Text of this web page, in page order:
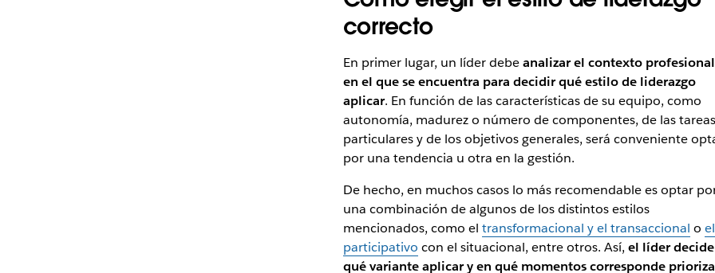
correcto
En primer lugar, un líder debeanalizar el contexto profesional
en el que se encuentra para decidir qué estilo de liderazgo
aplicar. En función de las características de su equipo, como
autonomía, madurez o número de componentes, de las tareas
particulares y de los objetivos generales, será conveniente
por una tendencia u otra en la gestión.
De hecho, en muchos casos lo más recomendable es optar
una combinación de algunos de los distintos estilos
mencionados, como el transformacional y el transaccional o el
participativo con el situacional, entre otros. Así, el líder decide
qué variante aplicar y en qué momentos corresponde